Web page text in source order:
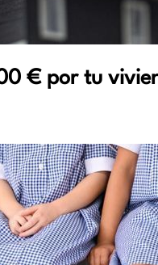
€ por tu